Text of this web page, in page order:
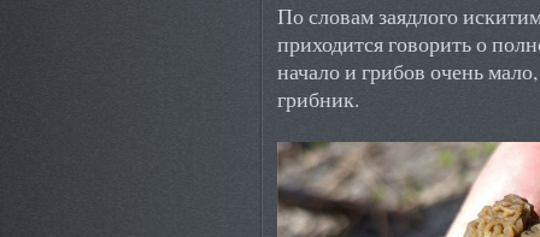
По словам заядлого
приходится говорить о
начало и грибов очень
грибник.